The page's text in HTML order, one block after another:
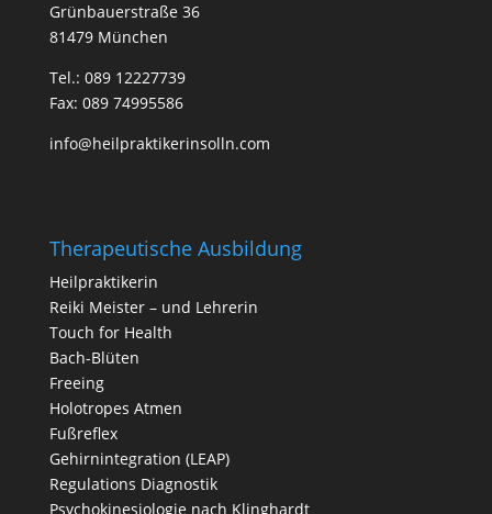
Grünbauerstraße 36
81479 München
Tel.: 089 12227739
Fax: 089 74995586
info@heilpraktikerinsolln.com
Therapeutische Ausbildung
Heilpraktikerin
Reiki Meister – und Lehrerin
Touch for Health
Bach-Blüten
Freeing
Holotropes Atmen
Fußreflex
Gehirnintegration (LEAP)
Regulations Diagnostik
Psychokinesiologie nach Klinghardt